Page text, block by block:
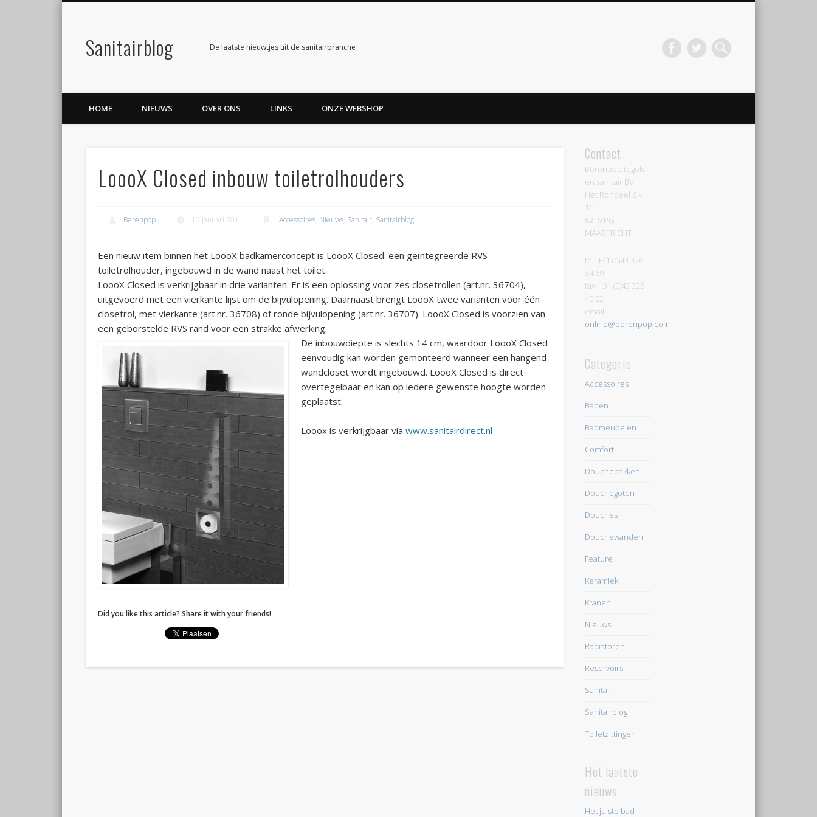
Sanitairblog De laatste nieuwtjes uit de sanitairbranche
FacebookTwitter
HOME NIEUWS OVER ONS LINKS ONZE WEBSHOP
LoooX Closed inbouw toiletrolhouders
Berenpop 10 januari 2011 Accessoires, Nieuws, Sanitair, Sanitairblog
Een nieuw item binnen het LoooX badkamerconcept is LoooX Closed: een geïntegreerde RVS
toiletrolhouder, ingebouwd in de wand naast het toilet.
LoooX Closed is verkrijgbaar in drie varianten. Er is een oplossing voor zes closetrollen (art.nr. 36704),
uitgevoerd met een vierkante lijst om de bijvulopening. Daarnaast brengt LoooX twee varianten voor één
closetrol, met vierkante (art.nr. 36708) of ronde bijvulopening (art.nr. 36707). LoooX Closed is voorzien van
een geborstelde RVS rand voor een strakke afwerking.
De inbouwdiepte is slechts 14 cm, waardoor LoooX Closed
eenvoudig kan worden gemonteerd wanneer een hangend
wandcloset wordt ingebouwd. LoooX Closed is direct
overtegelbaar en kan op iedere gewenste hoogte worden
geplaatst.
Looox is verkrijgbaar via www.sanitairdirect.nl
Did you like this article? Share it with your friends!
Contact
Berenpop tegels
en sanitair BV
Het Rondeel 6 –
10
6219 PG
MAASTRICHT
tel: +31 (0)43 326
34 69
fax: +31 (0)43 325
40 02
email:
online@berenpop.com
Categorie
Accessoires
Baden
Badmeubelen
Comfort
Douchebakken
Douchegoten
Douches
Douchewanden
Feature
Keramiek
Kranen
Nieuws
Radiatoren
Reservoirs
Sanitair
Sanitairblog
Toiletzittingen
Het laatste
nieuws
Het juiste bad